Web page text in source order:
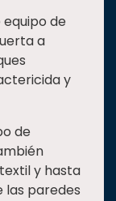
de
a
y
de
y hasta
las paredes